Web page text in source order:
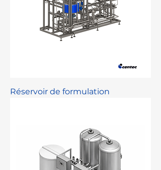
Réservoir de formulation